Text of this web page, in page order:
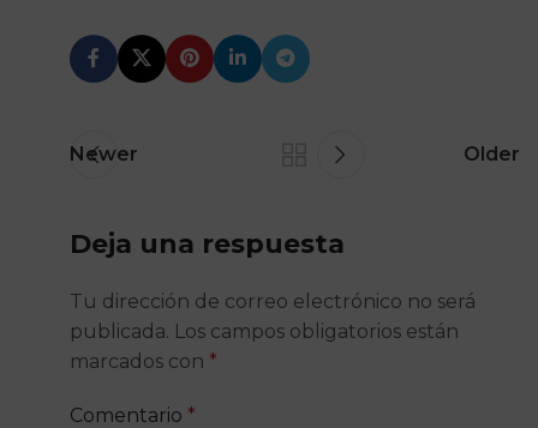
Newer Older
Deja una respuesta
Tu dirección de correo electrónico no será
publicada. Los campos obligatorios están
marcados con *
Comentario *